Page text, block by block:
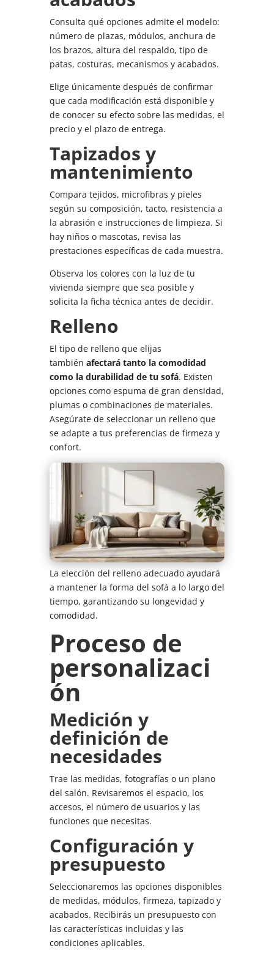
Consulta qué opciones admite el modelo:
número de plazas, módulos, anchura de
los brazos, altura del respaldo, tipo de
patas, costuras, mecanismos y acabados.
Elige únicamente después de confirmar
que cada modificación está disponible y
de conocer su efecto sobre las medidas, el
precio y el plazo de entrega.
Tapizados y
mantenimiento
Compara tejidos, microfibras y pieles
según su composición, tacto, resistencia a
la abrasión e instrucciones de limpieza. Si
hay niños o mascotas, revisa las
prestaciones específicas de cada muestra.
Observa los colores con la luz de tu
vivienda siempre que sea posible y
solicita la ficha técnica antes de decidir.
Relleno
El tipo de relleno que elijas
también afectará tanto la comodidad
como la durabilidad de tu sofá. Existen
opciones como espuma de gran densidad,
plumas o combinaciones de materiales.
Asegúrate de seleccionar un relleno que
se adapte a tus preferencias de firmeza y
confort.
La elección del relleno adecuado ayudará
a mantener la forma del sofá a lo largo del
tiempo, garantizando su longevidad y
comodidad.
Proceso de
personalizaci
ón
Medición y
definición de
necesidades
Trae las medidas, fotografías o un plano
del salón. Revisaremos el espacio, los
accesos, el número de usuarios y las
funciones que necesitas.
Configuración y
presupuesto
Seleccionaremos las opciones disponibles
de medidas, módulos, firmeza, tapizado y
acabados. Recibirás un presupuesto con
las características incluidas y las
condiciones aplicables.